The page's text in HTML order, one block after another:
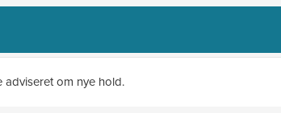
adviseret om nye hold.